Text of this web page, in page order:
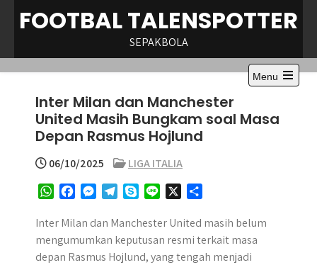
FOOTBAL TALENSPOTTER
SEPAKBOLA
Menu
Open
menu
Inter Milan dan Manchester
United Masih Bungkam soal Masa
Depan Rasmus Hojlund
06/10/2025
LIGA ITALIA
W
a
t
s
c
e
b
s
s
e
l
e
g
y
p
e
n
e
a
r
e
Inter Milan dan Manchester United masih belum
mengumumkan keputusan resmi terkait masa
depan Rasmus Hojlund, yang tengah menjadi